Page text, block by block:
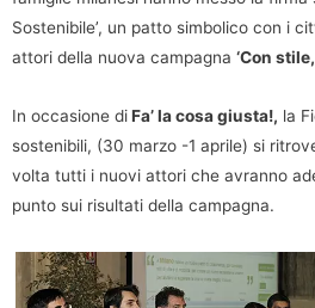
Sostenibile’, un patto simbolico con i
attori della nuova campagna ‘Con
In occasione diFa’ la cosa giusta!, la
sostenibili, (30 marzo -1 aprile) si
volta tutti i nuovi attori che avranno
punto sui risultati della campagna.